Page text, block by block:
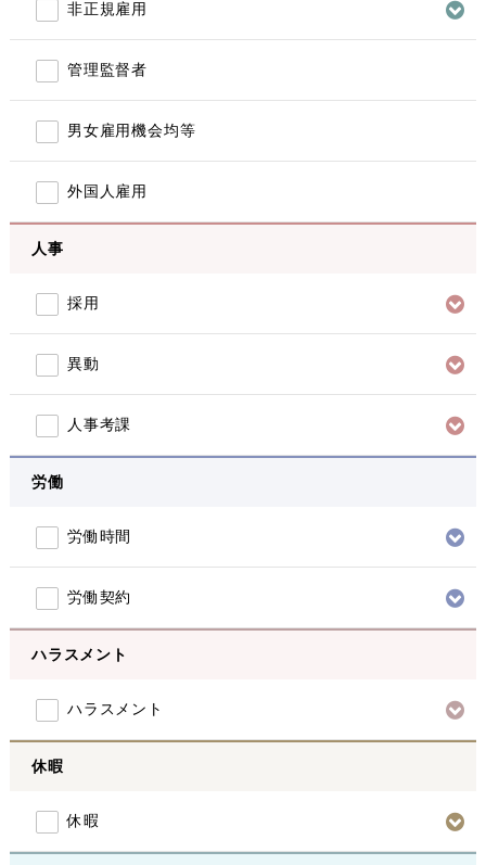
非正規雇用
管理監督者
男女雇用機会均等
外国人雇用
人事
採用
異動
人事考課
労働
労働時間
労働契約
ハラスメント
ハラスメント
休暇
休暇